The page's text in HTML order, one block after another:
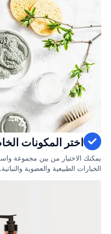
اختر المكونات
يمكنك الاختيار من بين مجموعة
الخيارات الطبيعية والعضوية والنباتية.